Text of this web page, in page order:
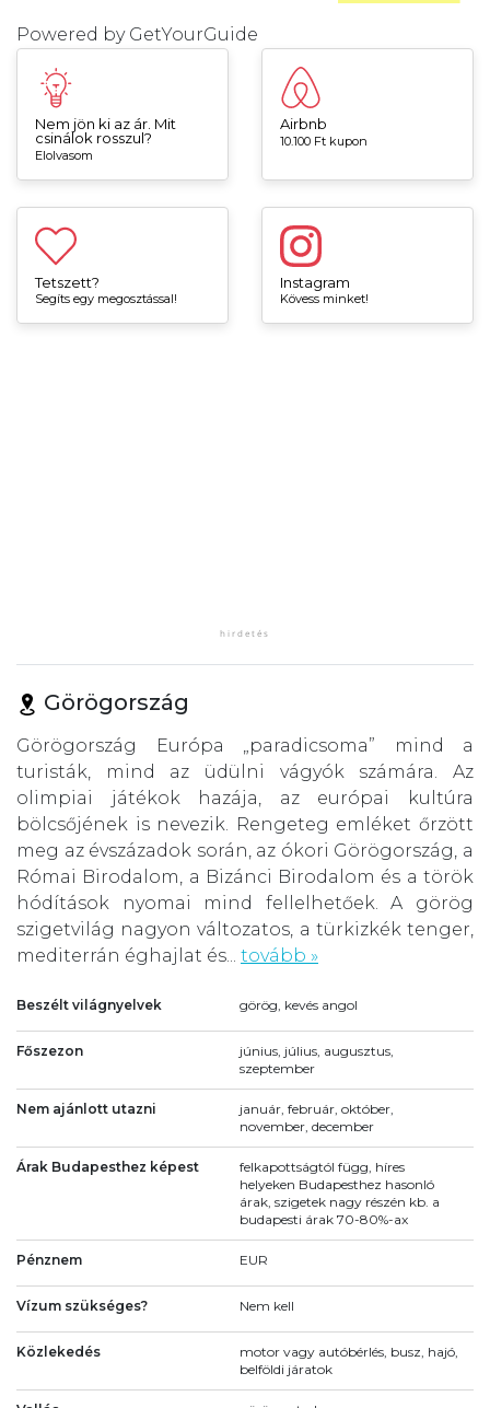
Powered by GetYourGuide
Nem jön ki az ár. Mit
csinálok rosszul?
Elolvasom
Airbnb
10.100 Ft kupon
Tetszett?
Segíts egy megosztással!
Instagram
Kövess minket!
Görögország
Görögország Európa „paradicsoma” mind a
turisták, mind az üdülni vágyók számára. Az
olimpiai játékok hazája, az európai kultúra
bölcsőjének is nevezik. Rengeteg emléket őrzött
meg az évszázadok során, az ókori Görögország, a
Római Birodalom, a Bizánci Birodalom és a török
hódítások nyomai mind fellelhetőek. A görög
szigetvilág nagyon változatos, a türkizkék tenger,
mediterrán éghajlat és... tovább »
Beszélt világnyelvek görög, kevés angol
Főszezon
június, július, augusztus,
szeptember
Nem ajánlott utazni
január, február, október,
november, december
Árak Budapesthez képest
felkapottságtól függ, híres
helyeken Budapesthez hasonló
árak, szigetek nagy részén kb. a
budapesti árak 70-80%-ax
Pénznem EUR
Vízum szükséges? Nem kell
Közlekedés
motor vagy autóbérlés, busz, hajó,
belföldi járatok